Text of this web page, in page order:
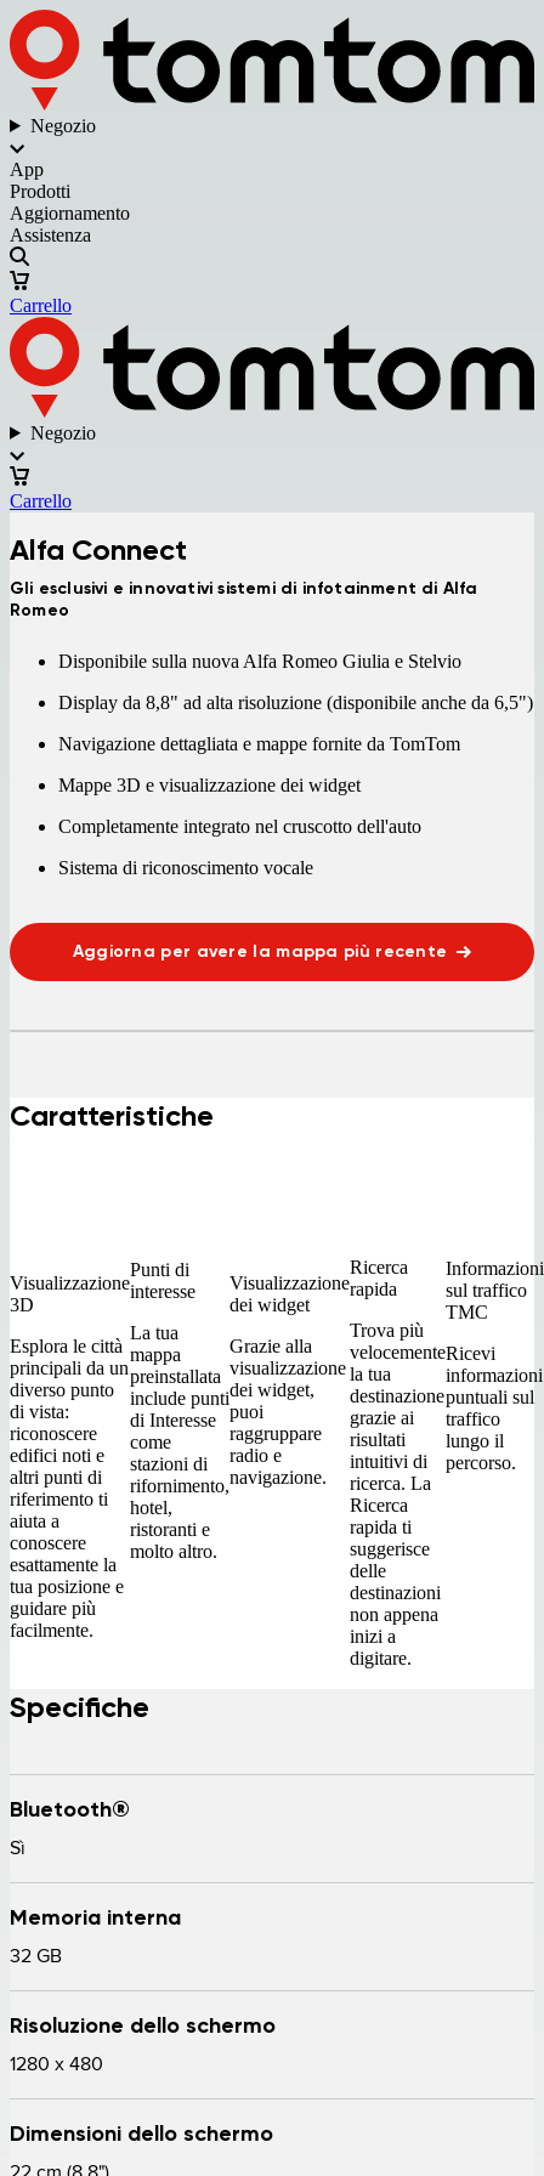
Negozio
App
Prodotti
Aggiornamento
Assistenza
Carrello
Negozio
Carrello
Alfa Connect
Gli esclusivi e innovativi sistemi di infotainment di Alfa
Romeo
Disponibile sulla nuova Alfa Romeo Giulia e Stelvio
Display da 8,8" ad alta risoluzione (disponibile anche da 6,5")
Navigazione dettagliata e mappe fornite da TomTom
Mappe 3D e visualizzazione dei widget
Completamente integrato nel cruscotto dell'auto
Sistema di riconoscimento vocale
Aggiorna per avere la mappa più recente
Caratteristiche
Visualizzazione
3D
Esplora le città
principali da un
diverso punto
di vista:
riconoscere
edifici noti e
altri punti di
riferimento ti
aiuta a
conoscere
esattamente la
tua posizione e
guidare più
facilmente.
Punti di
interesse
La tua
mappa
preinstallata
include punti
di Interesse
come
stazioni di
rifornimento,
hotel,
ristoranti e
molto altro.
Visualizzazione
dei widget
Grazie alla
visualizzazione
dei widget,
puoi
raggruppare
radio e
navigazione.
Ricerca
rapida
Trova più
velocemente
la tua
destinazione
grazie ai
risultati
intuitivi di
ricerca. La
Ricerca
rapida ti
suggerisce
delle
destinazioni
non appena
inizi a
digitare.
Informazioni
sul traffico
TMC
Ricevi
informazioni
puntuali sul
traffico
lungo il
percorso.
Specifiche
Bluetooth®
Sì
Memoria interna
32 GB
Risoluzione dello schermo
1280 x 480
Dimensioni dello schermo